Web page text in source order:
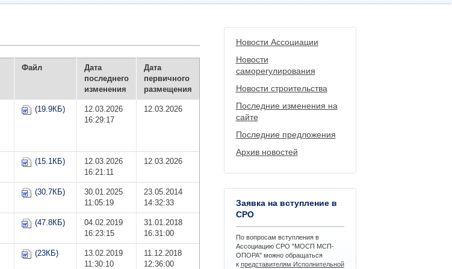
Новости Ассоциации
Новости
саморегулирования
Новости строительства
Последние изменения на
сайте
Последние предложения
Архив новостей
Заявка на вступление в
СРО
По вопросам вступления в
Ассоциацию СРО "МОСП МСП-
ОПОРА" можно обращаться
к представителям Исполнительной
Файл
Дата
последнего
изменения
Дата
первичного
размещения
(19.9КБ)
12.03.2026
16:29:17
12.03.2026
(15.1КБ)
12.03.2026
16:21:11
12.03.2026
(30.7КБ)
30.01.2025
11:05:19
23.05.2014
14:32:33
(47.8КБ)
04.02.2019
16:23:15
31.01.2018
16:31:00
(23КБ)
13.02.2019
11:30:10
11.12.2018
12:36:00